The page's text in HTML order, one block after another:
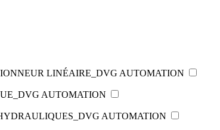
LINÉAIRE_DVG AUTOMATION
AUTOMATION
AUTOMATION